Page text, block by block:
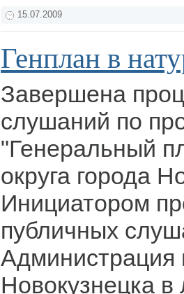
15.07.2009
Генплан в
Завершена
слушаний по
"Генеральный
округа города
Инициатором
публичных
Администрация
Новокузнецка в